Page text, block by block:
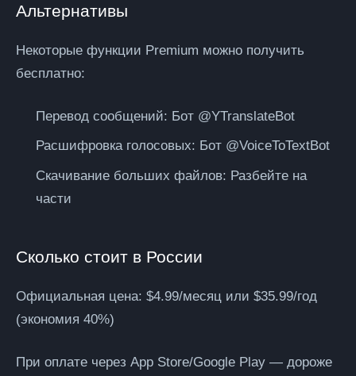
Альтернативы
Некоторые функции Premium можно получить
бесплатно:
Перевод сообщений: Бот @YTranslateBot
Расшифровка голосовых: Бот @VoiceToTextBot
Скачивание больших файлов: Разбейте на
части
Сколько стоит в России
Официальная цена: $4.99/месяц или $35.99/год
(экономия 40%)
При оплате через App Store/Google Play — дороже